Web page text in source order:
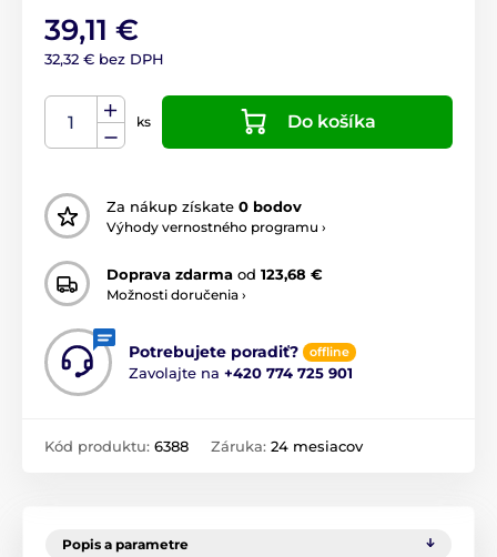
39,11 €
32,32 € bez DPH
ks Do košíka
Za nákup získate 0 bodov
Výhody vernostného programu ›
Doprava zdarma od 123,68 €
Možnosti doručenia ›
Potrebujete poradiť? offline
Zavolajte na +420 774 725 901
Kód produktu: 6388 Záruka: 24 mesiacov
Popis a parametre